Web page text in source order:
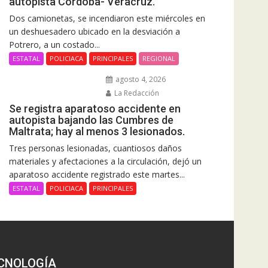
Dos camionetas, se incendiaron este miércoles en
un deshuesadero ubicado en la desviación a
Potrero, a un costado...
ESTATAL POLICIACA PRINCIPALES REGIONAL
agosto 4, 2026
La Redacción
Se registra aparatoso accidente en
autopista bajando las Cumbres de
Maltrata; hay al menos 3 lesionados.
Tres personas lesionadas, cuantiosos daños
materiales y afectaciones a la circulación, dejó un
aparatoso accidente registrado este martes...
ESTATAL POLICIACA PRINCIPALES